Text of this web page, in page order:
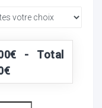
- Total